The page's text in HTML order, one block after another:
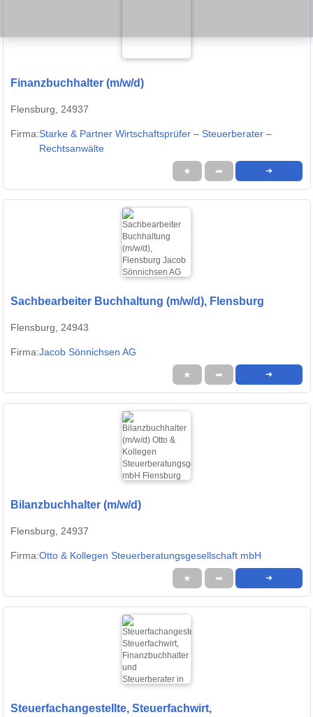
Finanzbuchhalter (m/w/d)
Flensburg, 24937
Firma:Starke & Partner Wirtschaftsprüfer – Steuerberater –
Rechtsanwälte
★ ➦ ➜
Sachbearbeiter Buchhaltung (m/w/d), Flensburg
Flensburg, 24943
Firma:Jacob Sönnichsen AG
★ ➦ ➜
Bilanzbuchhalter (m/w/d)
Flensburg, 24937
Firma:Otto & Kollegen Steuerberatungsgesellschaft mbH
★ ➦ ➜
Steuerfachangestellte, Steuerfachwirt,